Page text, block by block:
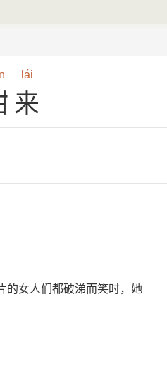
lái
来
的女人们都破涕而笑时，她